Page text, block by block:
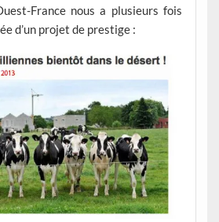
France nous a plusieurs fois
d’un projet de prestige :